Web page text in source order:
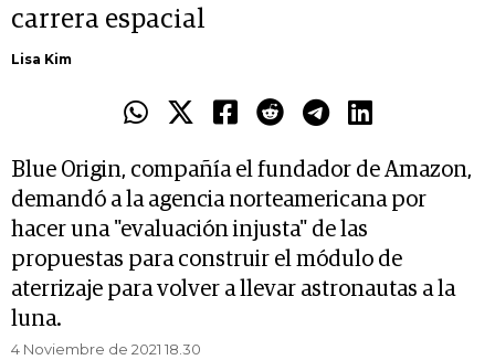
carrera espacial
Lisa Kim
Blue Origin, compañía el fundador de Amazon,
demandó a la agencia norteamericana por
hacer una "evaluación injusta" de las
propuestas para construir el módulo de
aterrizaje para volver a llevar astronautas a la
luna.
4 Noviembre de 2021 18.30